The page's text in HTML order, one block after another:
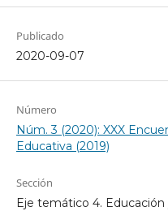
Publicado
2020-09-07
Número
Núm. 3 (2020): XXX
Educativa (2019)
Sección
Eje temático 4.